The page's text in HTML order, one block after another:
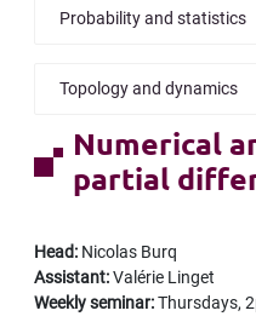
Probability and statistics
Topology and dynamics
Numerical
partial
Head: Nicolas Burq
Assistant:Valérie Linget
Weekly seminar:Thursdays,